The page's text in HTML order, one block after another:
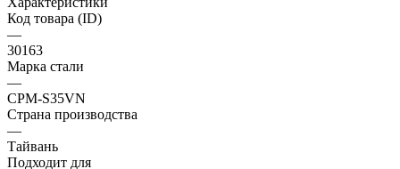
Код товара (ID)
—
30163
Марка стали
—
CPM-S35VN
Страна производства
—
Тайвань
Подходит для